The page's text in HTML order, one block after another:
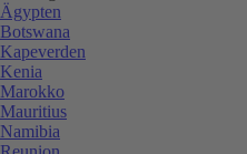
Ägypten
Botswana
Kapeverden
Kenia
Marokko
Mauritius
Namibia